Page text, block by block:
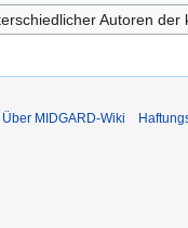
Autoren
Über MIDGARD-Wiki